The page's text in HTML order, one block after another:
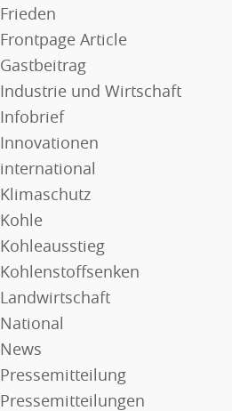
Frieden
Frontpage Article
Gastbeitrag
Industrie und Wirtschaft
Infobrief
Innovationen
international
Klimaschutz
Kohle
Kohleausstieg
Kohlenstoffsenken
Landwirtschaft
National
News
Pressemitteilung
Pressemitteilungen